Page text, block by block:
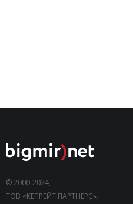
© 2000-2024,
ТОВ «КЕПРЕЙТ ПАРТНЕРС».